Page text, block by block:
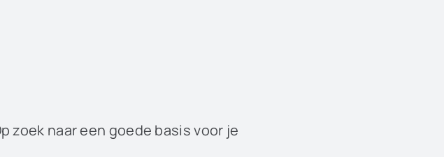
zoek naar een goede basis voor je